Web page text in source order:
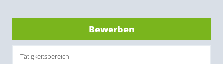
Bewerben
Tätigkeitsbereich